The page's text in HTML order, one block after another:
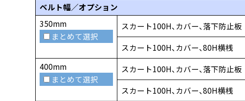
ベルト幅／オプション
350mm
まとめて選択
スカート100H、カバー、落下防止板
スカート100H、カバー、80H横桟
400mm
まとめて選択
スカート100H、カバー、落下防止板
スカート100H、カバー、80H横桟